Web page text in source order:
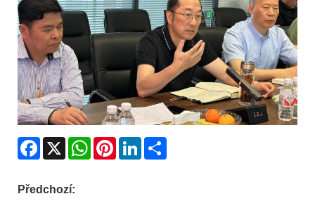
Facebook
X WhatsAppPinterestLinkedIn
Předchozí: